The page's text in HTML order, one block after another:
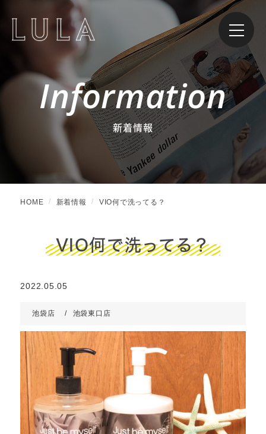
Information
新着情報
HOME 新着情報 VIO何で洗ってる？
VIO何で洗ってる？
2022.05.05
池袋店 池袋東口店